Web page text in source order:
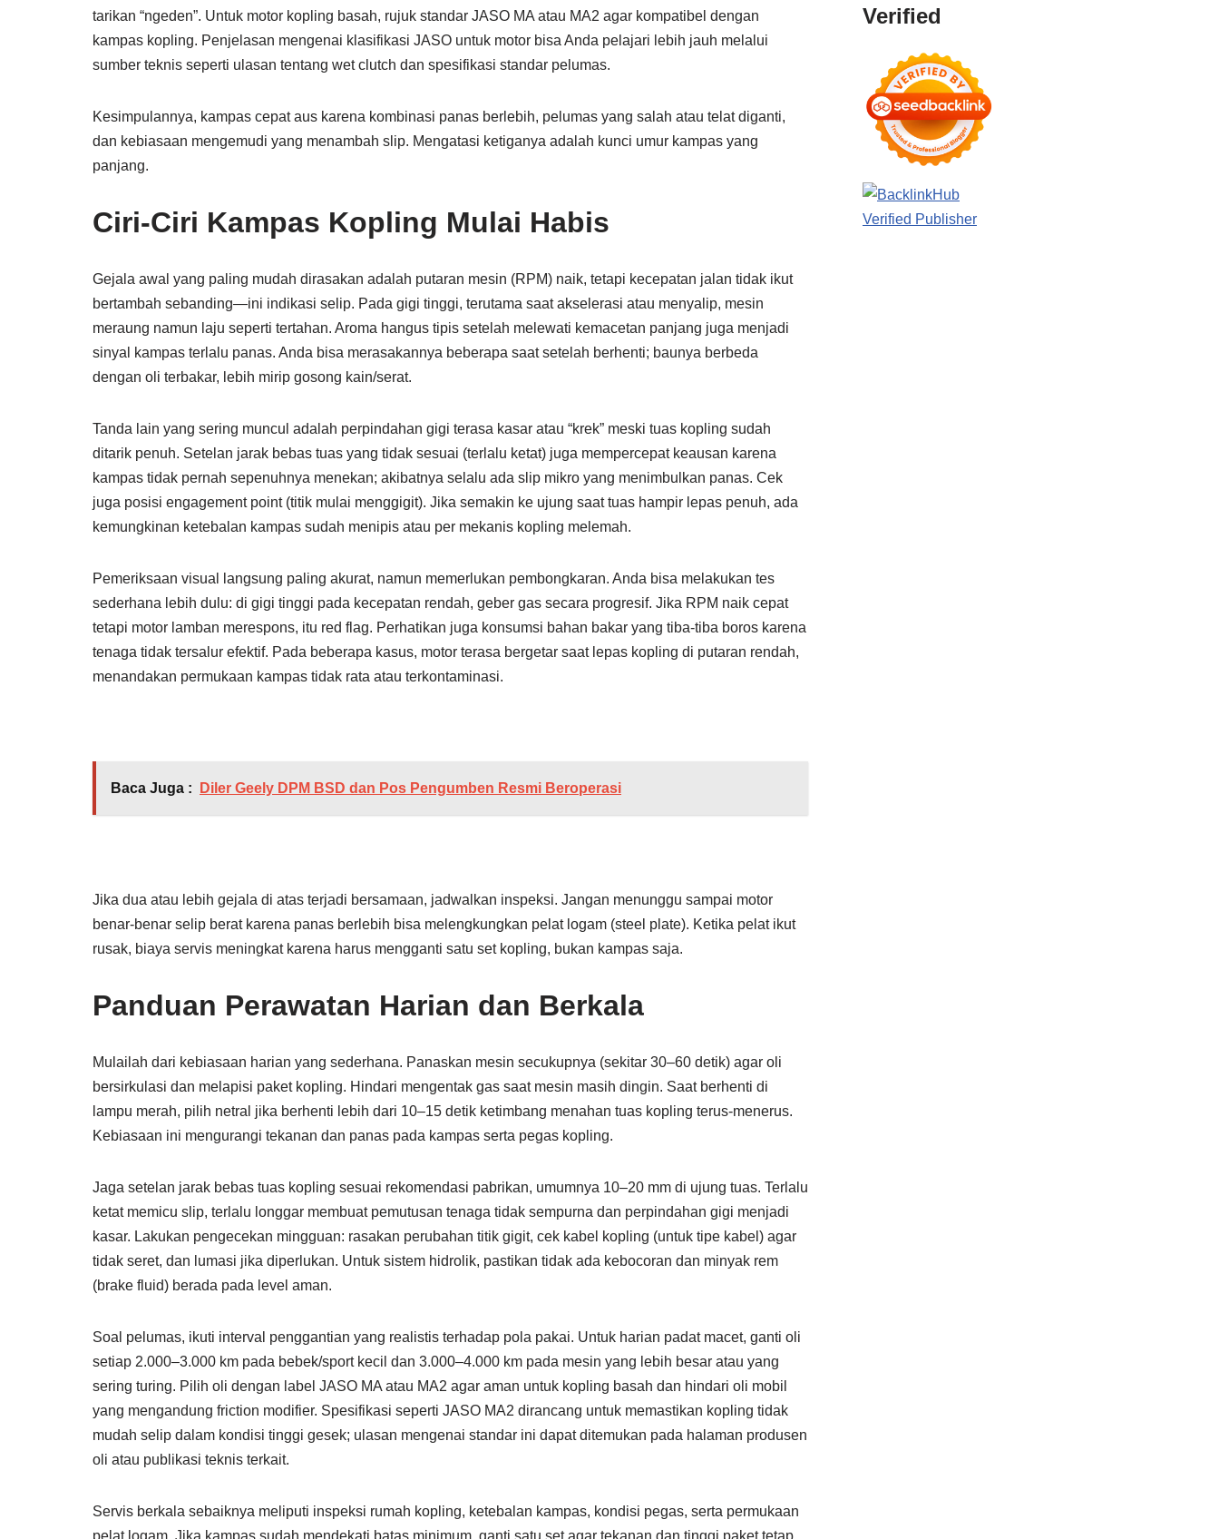
tarikan “ngeden”. Untuk motor kopling basah, rujuk standar JASO MA atau MA2 agar kompatibel dengan
kampas kopling. Penjelasan mengenai klasifikasi JASO untuk motor bisa Anda pelajari lebih jauh melalui
sumber teknis seperti ulasan tentang wet clutch dan spesifikasi standar pelumas.
Kesimpulannya, kampas cepat aus karena kombinasi panas berlebih, pelumas yang salah atau telat diganti,
dan kebiasaan mengemudi yang menambah slip. Mengatasi ketiganya adalah kunci umur kampas yang
panjang.
Ciri-Ciri Kampas Kopling Mulai Habis
Gejala awal yang paling mudah dirasakan adalah putaran mesin (RPM) naik, tetapi kecepatan jalan tidak ikut
bertambah sebanding—ini indikasi selip. Pada gigi tinggi, terutama saat akselerasi atau menyalip, mesin
meraung namun laju seperti tertahan. Aroma hangus tipis setelah melewati kemacetan panjang juga menjadi
sinyal kampas terlalu panas. Anda bisa merasakannya beberapa saat setelah berhenti; baunya berbeda
dengan oli terbakar, lebih mirip gosong kain/serat.
Tanda lain yang sering muncul adalah perpindahan gigi terasa kasar atau “krek” meski tuas kopling sudah
ditarik penuh. Setelan jarak bebas tuas yang tidak sesuai (terlalu ketat) juga mempercepat keausan karena
kampas tidak pernah sepenuhnya menekan; akibatnya selalu ada slip mikro yang menimbulkan panas. Cek
juga posisi engagement point (titik mulai menggigit). Jika semakin ke ujung saat tuas hampir lepas penuh, ada
kemungkinan ketebalan kampas sudah menipis atau per mekanis kopling melemah.
Pemeriksaan visual langsung paling akurat, namun memerlukan pembongkaran. Anda bisa melakukan tes
sederhana lebih dulu: di gigi tinggi pada kecepatan rendah, geber gas secara progresif. Jika RPM naik cepat
tetapi motor lamban merespons, itu red flag. Perhatikan juga konsumsi bahan bakar yang tiba-tiba boros karena
tenaga tidak tersalur efektif. Pada beberapa kasus, motor terasa bergetar saat lepas kopling di putaran rendah,
menandakan permukaan kampas tidak rata atau terkontaminasi.
Baca Juga : Diler Geely DPM BSD dan Pos Pengumben Resmi Beroperasi
Jika dua atau lebih gejala di atas terjadi bersamaan, jadwalkan inspeksi. Jangan menunggu sampai motor
benar-benar selip berat karena panas berlebih bisa melengkungkan pelat logam (steel plate). Ketika pelat ikut
rusak, biaya servis meningkat karena harus mengganti satu set kopling, bukan kampas saja.
Panduan Perawatan Harian dan Berkala
Mulailah dari kebiasaan harian yang sederhana. Panaskan mesin secukupnya (sekitar 30–60 detik) agar oli
bersirkulasi dan melapisi paket kopling. Hindari mengentak gas saat mesin masih dingin. Saat berhenti di
lampu merah, pilih netral jika berhenti lebih dari 10–15 detik ketimbang menahan tuas kopling terus-menerus.
Kebiasaan ini mengurangi tekanan dan panas pada kampas serta pegas kopling.
Jaga setelan jarak bebas tuas kopling sesuai rekomendasi pabrikan, umumnya 10–20 mm di ujung tuas. Terlalu
ketat memicu slip, terlalu longgar membuat pemutusan tenaga tidak sempurna dan perpindahan gigi menjadi
kasar. Lakukan pengecekan mingguan: rasakan perubahan titik gigit, cek kabel kopling (untuk tipe kabel) agar
tidak seret, dan lumasi jika diperlukan. Untuk sistem hidrolik, pastikan tidak ada kebocoran dan minyak rem
(brake fluid) berada pada level aman.
Soal pelumas, ikuti interval penggantian yang realistis terhadap pola pakai. Untuk harian padat macet, ganti oli
setiap 2.000–3.000 km pada bebek/sport kecil dan 3.000–4.000 km pada mesin yang lebih besar atau yang
sering turing. Pilih oli dengan label JASO MA atau MA2 agar aman untuk kopling basah dan hindari oli mobil
yang mengandung friction modifier. Spesifikasi seperti JASO MA2 dirancang untuk memastikan kopling tidak
mudah selip dalam kondisi tinggi gesek; ulasan mengenai standar ini dapat ditemukan pada halaman produsen
oli atau publikasi teknis terkait.
Servis berkala sebaiknya meliputi inspeksi rumah kopling, ketebalan kampas, kondisi pegas, serta permukaan
pelat logam. Jika kampas sudah mendekati batas minimum, ganti satu set agar tekanan dan tinggi paket tetap
Verified